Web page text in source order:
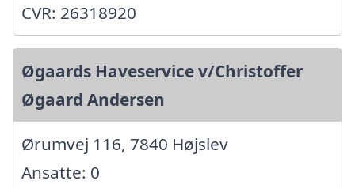
CVR: 26318920
Øgaards Haveservice v/Christoffer
Øgaard Andersen
Ørumvej 116, 7840 Højslev
Ansatte: 0